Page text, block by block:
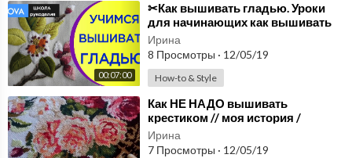
00:07:00
⁣✂Как вышивать гладью. Уроки
для начинающих как вышивать
гладью.NOVA
Ирина
8 Просмотры · 12/05/19
How-to & Style
⁣Как НЕ НАДО вышивать
крестиком // моя история /
Ирина
7 Просмотры · 12/05/19